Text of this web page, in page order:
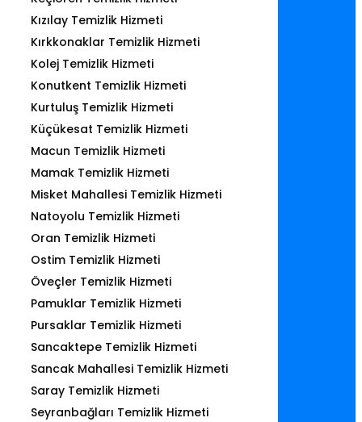
Kızılay Temizlik Hizmeti
Kırkkonaklar Temizlik Hizmeti
Kolej Temizlik Hizmeti
Konutkent Temizlik Hizmeti
Kurtuluş Temizlik Hizmeti
Küçükesat Temizlik Hizmeti
Macun Temizlik Hizmeti
Mamak Temizlik Hizmeti
Misket Mahallesi Temizlik Hizmeti
Natoyolu Temizlik Hizmeti
Oran Temizlik Hizmeti
Ostim Temizlik Hizmeti
Öveçler Temizlik Hizmeti
Pamuklar Temizlik Hizmeti
Pursaklar Temizlik Hizmeti
Sancaktepe Temizlik Hizmeti
Sancak Mahallesi Temizlik Hizmeti
Saray Temizlik Hizmeti
Seyranbağları Temizlik Hizmeti